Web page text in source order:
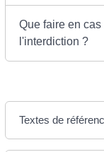
Que faire en
l'interdiction ?
Textes de